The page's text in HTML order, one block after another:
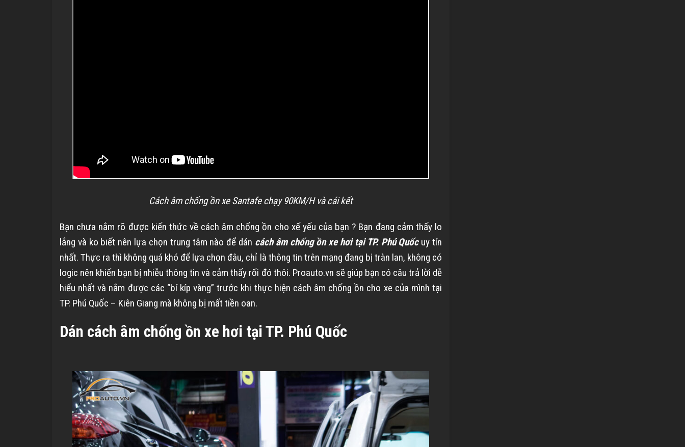
Cách âm chống ồn xe Santafe chạy 90KM/H và cái kết
Bạn chưa nắm rõ được kiến thức về cách âm chống ồn cho xế yếu của bạn ? Bạn đang cảm thấy lo
lắng và ko biết nên lựa chọn trung tâm nào để dán cách âm chống ồn xe hơi tại TP. Phú Quốc uy tín
nhất. Thực ra thì không quá khó để lựa chọn đâu, chỉ là thông tin trên mạng đang bị tràn lan, không có
logic nên khiến bạn bị nhiễu thông tin và cảm thấy rối đó thôi. Proauto.vn sẽ giúp bạn có câu trả lời dễ
hiểu nhất và nắm được các “bí kíp vàng” trước khi thực hiện cách âm chống ồn cho xe của mình tại
TP. Phú Quốc – Kiên Giang mà không bị mất tiền oan.
Dán cách âm chống ồn xe hơi tại TP. Phú Quốc